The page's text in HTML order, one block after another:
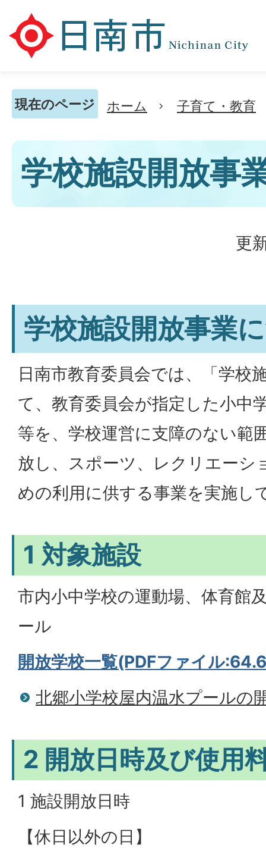
現在のページ ホーム 子育て・教育
学校施設開放事
更
学校施設開放事業
日南市教育委員会では、「学校
て、教育委員会が指定した小中
等を、学校運営に支障のない範
放し、スポーツ、レクリエーシ
めの利用に供する事業を実施し
1 対象施設
市内小中学校の運動場、体育館
ール
開放学校一覧(PDFファイル
北郷小学校屋内温水プールの
2 開放日時及び使用
1 施設開放日時
【休日以外の日】